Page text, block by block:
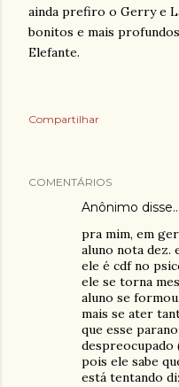
ainda prefiro o Gerry e
bonitos e mais
Elefante.
Compartilhar
COMENTÁRIOS
Anônimo disse…
pra mim, em
aluno nota dez.
ele é cdf no
ele se torna
aluno se
mais se ater
que esse
despreocupado
pois ele sabe
está tentando